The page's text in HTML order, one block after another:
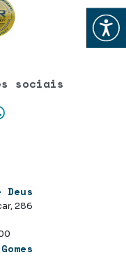
Abrir
sociais
286